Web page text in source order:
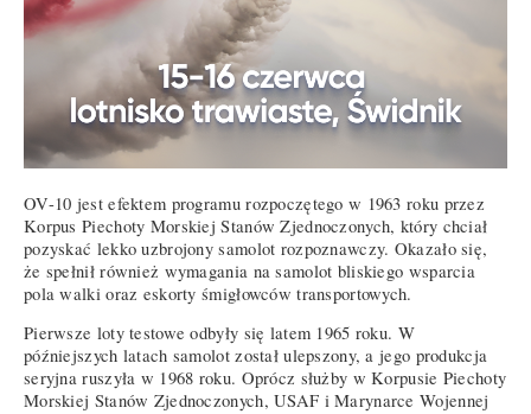
OV-10 jest efektem programu rozpoczętego w 1963 roku przez
Korpus Piechoty Morskiej Stanów Zjednoczonych, który chciał
pozyskać lekko uzbrojony samolot rozpoznawczy. Okazało się,
że spełnił również wymagania na samolot bliskiego wsparcia
pola walki oraz eskorty śmigłowców transportowych.
Pierwsze loty testowe odbyły się latem 1965 roku. W
późniejszych latach samolot został ulepszony, a jego produkcja
seryjna ruszyła w 1968 roku. Oprócz służby w Korpusie Piechoty
Morskiej Stanów Zjednoczonych, USAF i Marynarce Wojennej